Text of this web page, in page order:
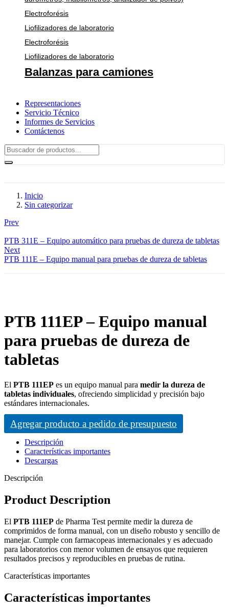
Electroforésis
Liofilizadores de laboratorio
Electroforésis
Liofilizadores de laboratorio
Balanzas para camiones
Representaciones
Servicio Técnico
Informes de Servicios
Contáctenos
Inicio
Sin categorizar
Prev
PTB 311E – Equipo automático para pruebas de dureza de tabletas
Next
PTB 111E – Equipo manual para pruebas de dureza de tabletas
PTB 111EP – Equipo manual
para pruebas de dureza de
tabletas
El PTB 111EP es un equipo manual para medir la dureza de
tabletas individuales, ofreciendo simplicidad y precisión bajo
estándares internacionales.
Agregar producto a pedido de presupuesto
Descripción
Características importantes
Descargas
Descripción
Product Description
El PTB 111EP de Pharma Test permite medir la dureza de
comprimidos de forma manual, con un diseño robusto y sencillo de
manejar. Cumple con farmacopeas internacionales y es adecuado
para laboratorios con menor volumen de ensayos que requieren
resultados precisos y reproducibles en pruebas de rutina.
Características importantes
Características importantes